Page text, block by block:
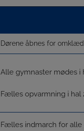
Dørene åbnes for
Alle gymnaster mødes i
Fælles opvarmning i hal
Fælles indmarch for alle